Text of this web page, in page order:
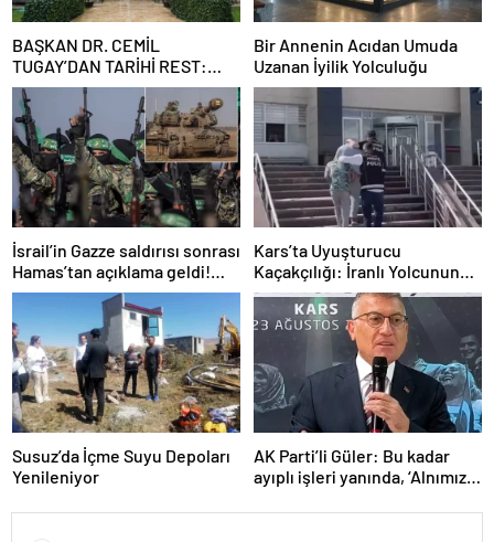
BAŞKAN DR. CEMİL
TUGAY’DAN TARİHİ REST:
“İZMİR’İN MALINA
ÇÖKTÜRMEM, HALKIN
HAKKINI KİMSEYE
YEDİRMEM!”
Bir Annenin Acıdan Umuda
Uzanan İyilik Yolculuğu
İsrail’in Gazze saldırısı sonrası
Hamas’tan açıklama geldi!
ABD’yi işaret ettiler
Kars’ta Uyuşturucu
Kaçakçılığı: İranlı Yolcunun
Makatında 203 Gram
Metamfetamin Bulundu
Susuz’da İçme Suyu Depoları
Yenileniyor
AK Parti’li Güler: Bu kadar
ayıplı işleri yanında, ‘Alnımız
diyor